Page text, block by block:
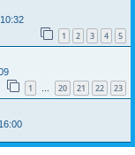
1 2 3 4 5
1 … 20 21 22 23